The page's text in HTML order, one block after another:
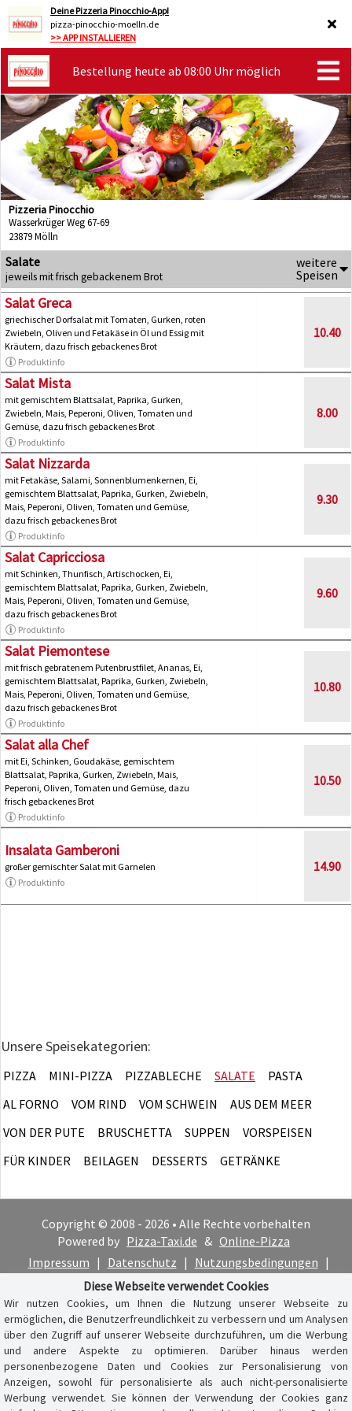
Deine Pizzeria Pinocchio-App!
pizza-pinocchio-moelln.de
>> APP INSTALLIEREN
Bestellung heute ab 08:00 Uhr möglich
Pizzeria Pinocchio
Wasserkrüger Weg 67-69
23879 Mölln
Salate
jeweils mit frisch gebackenem Brot
weitere
Speisen
Salat Greca
griechischer Dorfsalat mit Tomaten, Gurken, roten
Zwiebeln, Oliven und Fetakäse in Öl und Essig mit
Kräutern, dazu frisch gebackenes Brot
Produktinfo
10.40
Salat Mista
mit gemischtem Blattsalat, Paprika, Gurken,
Zwiebeln, Mais, Peperoni, Oliven, Tomaten und
Gemüse, dazu frisch gebackenes Brot
Produktinfo
8.00
Salat Nizzarda
mit Fetakäse, Salami, Sonnenblumenkernen, Ei,
gemischtem Blattsalat, Paprika, Gurken, Zwiebeln,
Mais, Peperoni, Oliven, Tomaten und Gemüse,
dazu frisch gebackenes Brot
Produktinfo
9.30
Salat Capricciosa
mit Schinken, Thunfisch, Artischocken, Ei,
gemischtem Blattsalat, Paprika, Gurken, Zwiebeln,
Mais, Peperoni, Oliven, Tomaten und Gemüse,
dazu frisch gebackenes Brot
Produktinfo
9.60
Salat Piemontese
mit frisch gebratenem Putenbrustfilet, Ananas, Ei,
gemischtem Blattsalat, Paprika, Gurken, Zwiebeln,
Mais, Peperoni, Oliven, Tomaten und Gemüse,
dazu frisch gebackenes Brot
Produktinfo
10.80
Salat alla Chef
mit Ei, Schinken, Goudakäse, gemischtem
Blattsalat, Paprika, Gurken, Zwiebeln, Mais,
Peperoni, Oliven, Tomaten und Gemüse, dazu
frisch gebackenes Brot
Produktinfo
10.50
Insalata Gamberoni
großer gemischter Salat mit Garnelen
Produktinfo
14.90
Unsere Speisekategorien:
PIZZA MINI-PIZZA PIZZABLECHE SALATE
PASTA
AL FORNO
VOM RIND VOM SCHWEIN
AUS DEM MEER
VON DER PUTE
BRUSCHETTA SUPPEN
VORSPEISEN
FÜR KINDER
BEILAGEN DESSERTS GETRÄNKE
Copyright © 2008 - 2026 • Alle Rechte vorbehalten
Powered by Pizza-Taxi.de & Online-Pizza
Impressum | Datenschutz | Nutzungsbedingungen |
Cookie-Hinweis
Diese Webseite verwendet Cookies
Wir nutzen Cookies, um Ihnen die Nutzung unserer Webseite zu
ermöglichen, die Benutzerfreundlichkeit zu verbessern und um Analysen
über den Zugriff auf unserer Webseite durchzuführen, um die Werbung
und andere Aspekte zu optimieren. Darüber hinaus werden
personenbezogene Daten und Cookies zur Personalisierung von
Anzeigen, sowohl für personalisierte als auch nicht-personalisierte
Werbung verwendet. Sie können der Verwendung der Cookies ganz